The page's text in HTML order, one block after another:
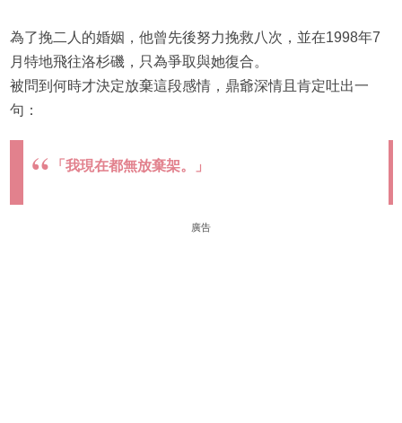
為了挽二人的婚姻，他曾先後努力挽救八次，並在1998年7
月特地飛往洛杉磯，只為爭取與她復合。
被問到何時才決定放棄這段感情，鼎爺深情且肯定吐出一
句：
「我現在都無放棄架。」
廣告